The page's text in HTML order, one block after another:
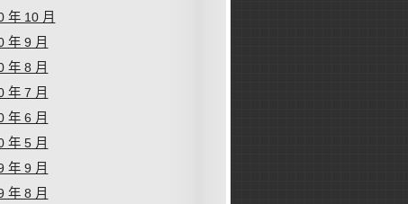
年 10 月
年 9 月
年 8 月
年 7 月
年 6 月
年 5 月
年 9 月
年 8 月